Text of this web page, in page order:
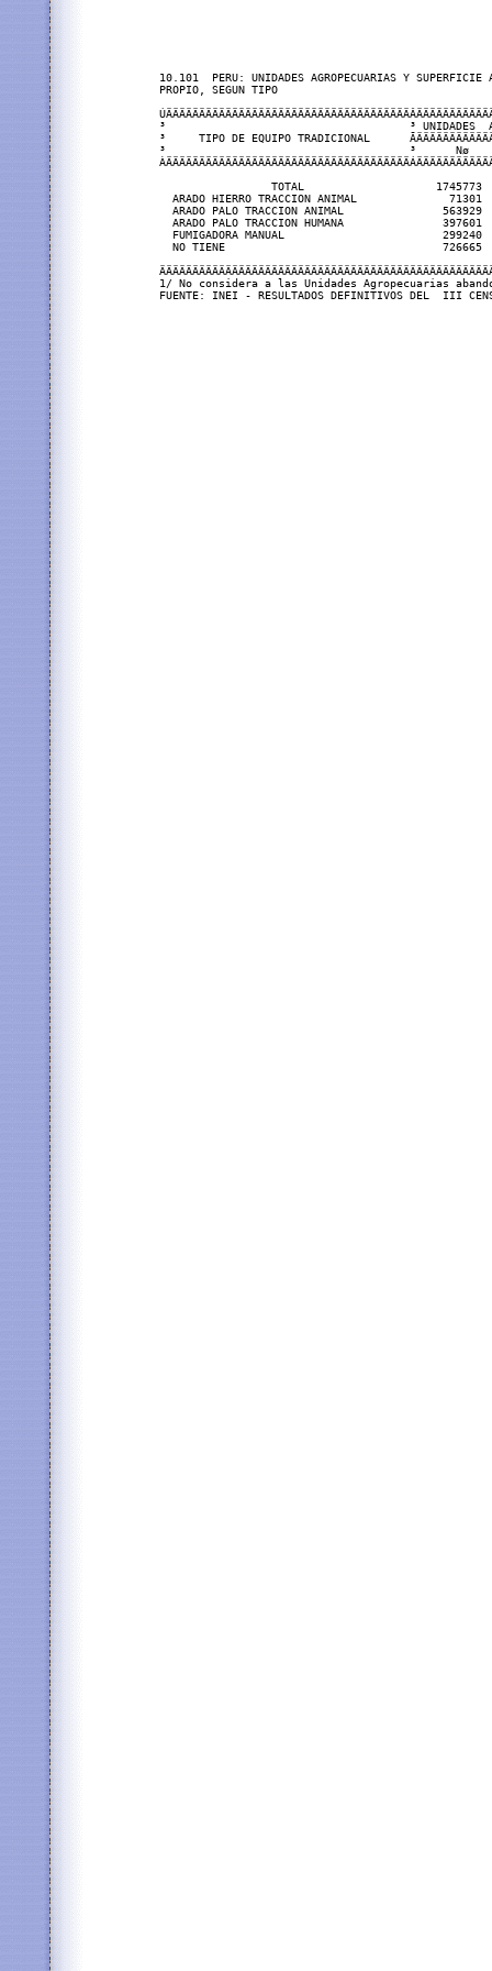
10.101  PERU: UNIDADES AGROPECUARIAS Y SUPERFICIE
PROPIO, SEGUN TIPO
³                                     ³ UNIDADES
³     TIPO DE EQUIPO TRADICIONAL
³                                     ³      Nø
TOTAL                    1745773
ARADO HIERRO TRACCION ANIMAL              71301
ARADO PALO TRACCION ANIMAL               563929
ARADO PALO TRACCION HUMANA               397601
FUMIGADORA MANUAL                        299240
NO TIENE                                 726665
1/ No considera a las Unidades Agropecuarias